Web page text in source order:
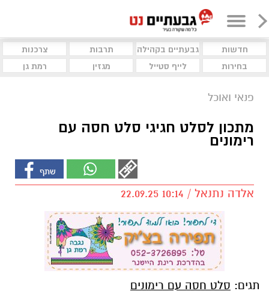
חדשות גבעתיים בקהילה תרבות
צרכנות
בחירות
לייף סטייל מגזין רמת גן
פנאי ואוכל
מתכון לסלט חגיגי סלט חסה עם
רימונים
אלדה נתנאל / 10:14 22.09.25
תגים: סלט חסה עם רימונים